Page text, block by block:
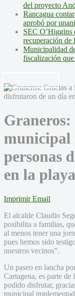
del proyecto
Rancagua
aprobó por
SEC O’Higgins
recuperación de
Municipalidad
fiscalización
municipal
personas
en la playa
Imprimir Email
El alcalde Claudio
posibilita a familias,
al menos tener una
pues hemos sido
nuestros vecinos”.
Un paseo en lancha
Cartagena, es parte de
podido disfrutar,
municipal